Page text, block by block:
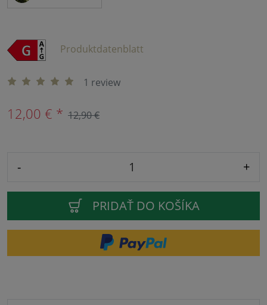
Produktdatenblatt
1 review
12,00 € * 12,90 €
- +
PRIDAŤ DO KOŠÍKA